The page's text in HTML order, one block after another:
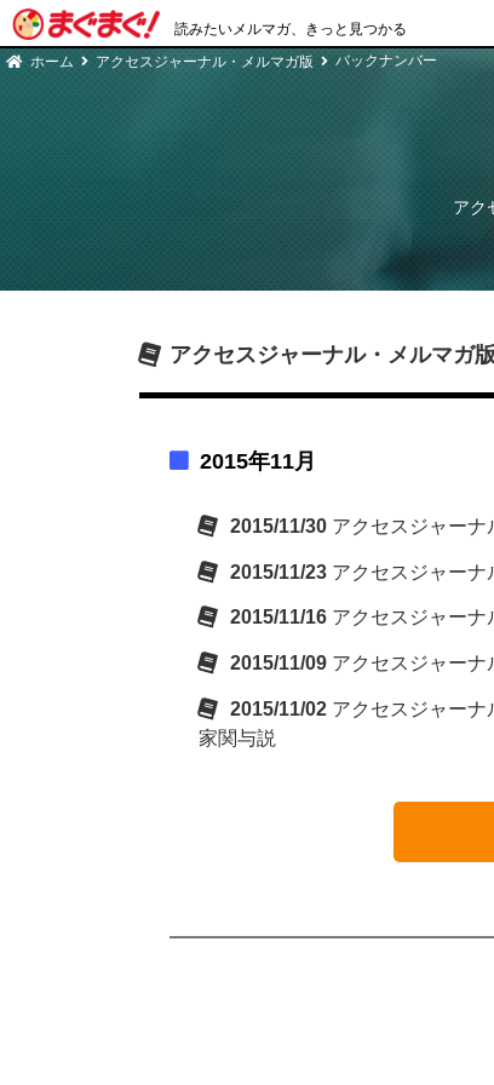
読みたいメルマガ、きっと見つかる
ホーム アクセスジャーナル・メルマガ版 バックナンバー
アク
アクセスジャーナル・メルマガ
2015年11月
2015/11/30 アクセスジャーナ
2015/11/23 アクセスジャー
2015/11/16 アクセスジャー
2015/11/09 アクセスジャー
2015/11/02 アクセスジャー
家関与説